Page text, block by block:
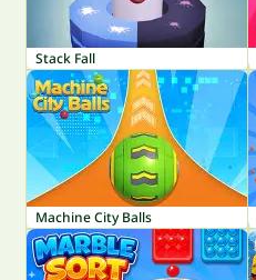
Stack Fall
Machine City Balls